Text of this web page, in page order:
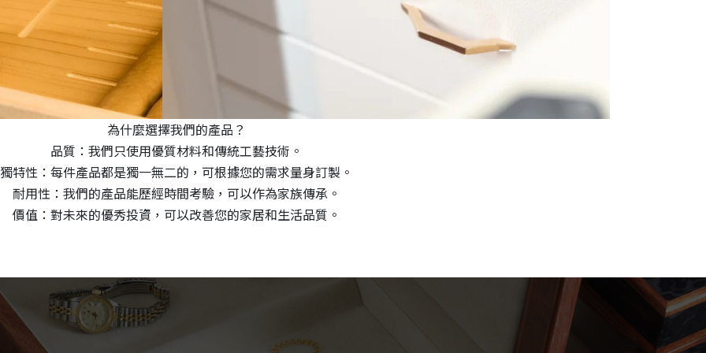
為什麼選擇我們的產品？
品質：我們只使用優質材料和傳統工藝技術。
獨特性：每件產品都是獨一無二的，可根據您的需求量身訂製。
耐用性：我們的產品能歷經時間考驗，可以作為家族傳承。
價值：對未來的優秀投資，可以改善您的家居和生活品質。